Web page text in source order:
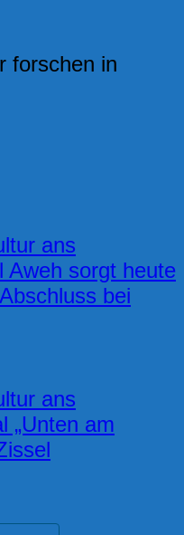
forschen in
ans
Aweh sorgt heute
bei
ans
„Unten am